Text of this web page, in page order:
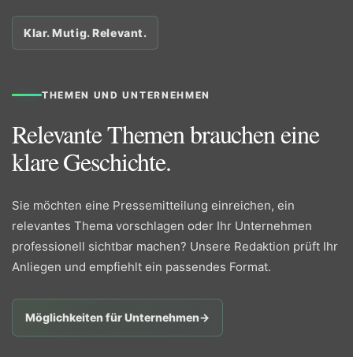
Klar. Mutig. Relevant.
THEMEN UND UNTERNEHMEN
Relevante Themen brauchen eine
klare Geschichte.
Sie möchten eine Pressemitteilung einreichen, ein
relevantes Thema vorschlagen oder Ihr Unternehmen
professionell sichtbar machen? Unsere Redaktion prüft Ihr
Anliegen und empfiehlt ein passendes Format.
Möglichkeiten für Unternehmen→